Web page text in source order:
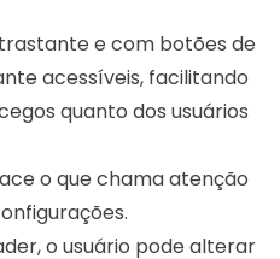
e com botões de
acessíveis, facilitando
quanto dos usuários
o que chama atenção
o usuário pode alterar